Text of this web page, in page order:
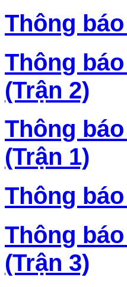
Thông
Thông
(Trận 2)
Thông
(Trận 1)
Thông
Thông
(Trận 3)